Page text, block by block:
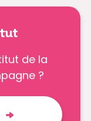
de la
?